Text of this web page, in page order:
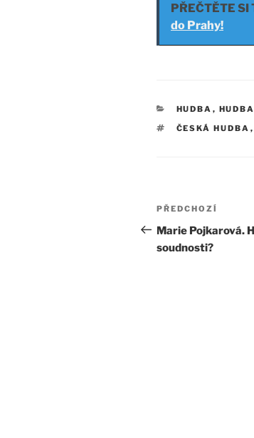
PŘEČTĚTE SI
do Prahy!
RUBRIKY
HUDBA , HUDBA
ŠTÍTKY
ČESKÁ HUDBA ,
Navigace
pro
příspěvek
Předchozí
příspěvek
PŘEDCHOZÍ
Marie Pojkarová.
soudnosti?